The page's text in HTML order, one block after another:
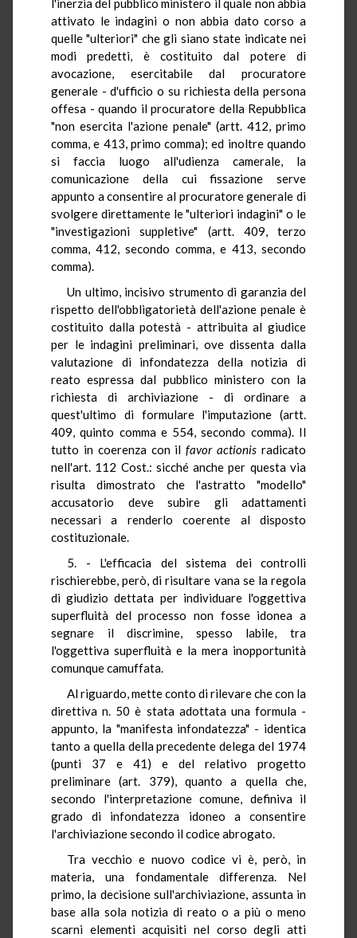
l'inerzia del pubblico ministero il quale non abbia
attivato le indagini o non abbia dato corso a
quelle "ulteriori" che gli siano state indicate nei
modi predetti, è costituito dal potere di
avocazione, esercitabile dal procuratore
generale - d'ufficio o su richiesta della persona
offesa - quando il procuratore della Repubblica
"non esercita l'azione penale" (artt. 412, primo
comma, e 413, primo comma); ed inoltre quando
si faccia luogo all'udienza camerale, la
comunicazione della cui fissazione serve
appunto a consentire al procuratore generale di
svolgere direttamente le "ulteriori indagini" o le
"investigazioni suppletive" (artt. 409, terzo
comma, 412, secondo comma, e 413, secondo
comma).
Un ultimo, incisivo strumento di garanzia del
rispetto dell'obbligatorietà dell'azione penale è
costituito dalla potestà - attribuita al giudice
per le indagini preliminari, ove dissenta dalla
valutazione di infondatezza della notizia di
reato espressa dal pubblico ministero con la
richiesta di archiviazione - di ordinare a
quest'ultimo di formulare l'imputazione (artt.
409, quinto comma e 554, secondo comma). Il
tutto in coerenza con ilfavor actionis radicato
nell'art. 112 Cost.: sicché anche per questa via
risulta dimostrato che l'astratto "modello"
accusatorio deve subire gli adattamenti
necessari a renderlo coerente al disposto
costituzionale.
5. - L'efficacia del sistema dei controlli
rischierebbe, però, di risultare vana se la regola
di giudizio dettata per individuare l'oggettiva
superfluità del processo non fosse idonea a
segnare il discrimine, spesso labile, tra
l'oggettiva superfluità e la mera inopportunità
comunque camuffata.
Al riguardo, mette conto di rilevare che con la
direttiva n. 50 è stata adottata una formula -
appunto, la "manifesta infondatezza" - identica
tanto a quella della precedente delega del 1974
(punti 37 e 41) e del relativo progetto
preliminare (art. 379), quanto a quella che,
secondo l'interpretazione comune, definiva il
grado di infondatezza idoneo a consentire
l'archiviazione secondo il codice abrogato.
Tra vecchio e nuovo codice vi è, però, in
materia, una fondamentale differenza. Nel
primo, la decisione sull'archiviazione, assunta in
base alla sola notizia di reato o a più o meno
scarni elementi acquisiti nel corso degli atti